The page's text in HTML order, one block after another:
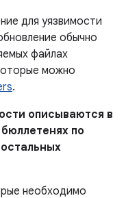
для уязвимости
обычно
файлах
можно
.
описываются в
по
необходимо